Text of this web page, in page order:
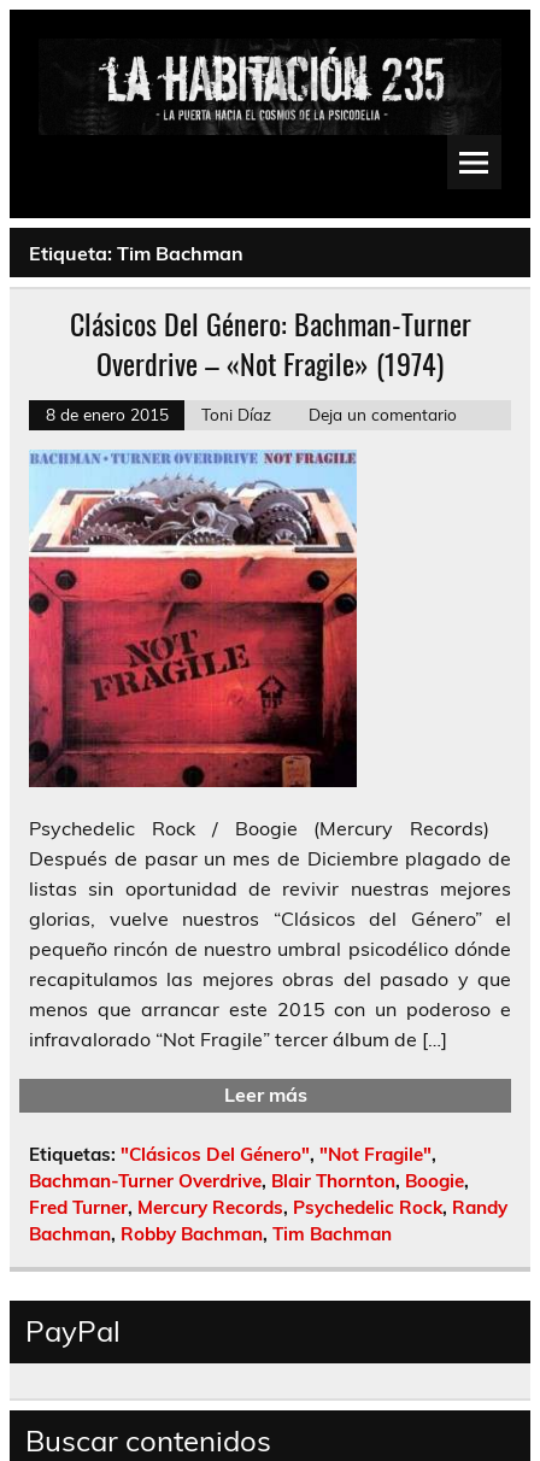
Saltar
Psychedelic, Stoner, Doom, Sludge, Fuzz, Space, Drone
Etiqueta: Tim Bachman
Clásicos Del Género: Bachman-Turner
Overdrive – «Not Fragile» (1974)
8 de enero 2015 Toni Díaz Deja un comentario
Psychedelic Rock / Boogie (Mercury Records)
Después de pasar un mes de Diciembre plagado de
listas sin oportunidad de revivir nuestras mejores
glorias, vuelve nuestros “Clásicos del Género” el
pequeño rincón de nuestro umbral psicodélico dónde
recapitulamos las mejores obras del pasado y que
menos que arrancar este 2015 con un poderoso e
infravalorado “Not Fragile” tercer álbum de […]
Leer más
Etiquetas: "Clásicos Del Género", "Not Fragile",
Bachman-Turner Overdrive, Blair Thornton, Boogie,
Fred Turner, Mercury Records, Psychedelic Rock, Randy
Bachman, Robby Bachman, Tim Bachman
PayPal
Buscar contenidos